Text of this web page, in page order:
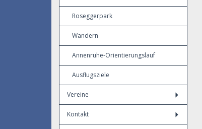
Roseggerpark
Wandern
Annenruhe-Orientierungslauf
Ausflugsziele
Vereine
Kontakt